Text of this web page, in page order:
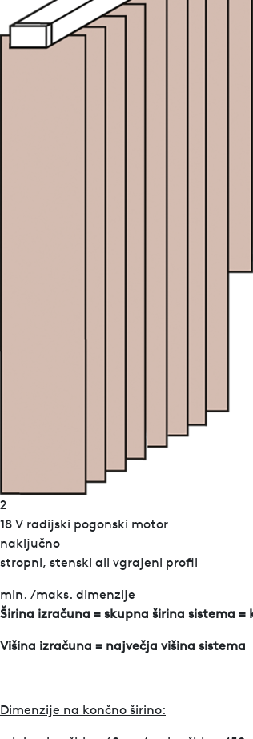
2
18 V radijski pogonski motor
naključno
stropni, stenski ali vgrajeni profil
min. /maks. dimenzije
Širina izračuna = skupna širina sistema =
Višina izračuna = največja višina sistema
Dimenzije na končno širino: